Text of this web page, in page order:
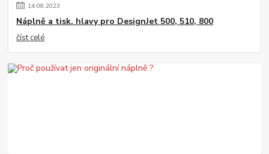
14.08.2023
Náplně a tisk. hlavy pro DesignJet 500, 510, 800
číst celé